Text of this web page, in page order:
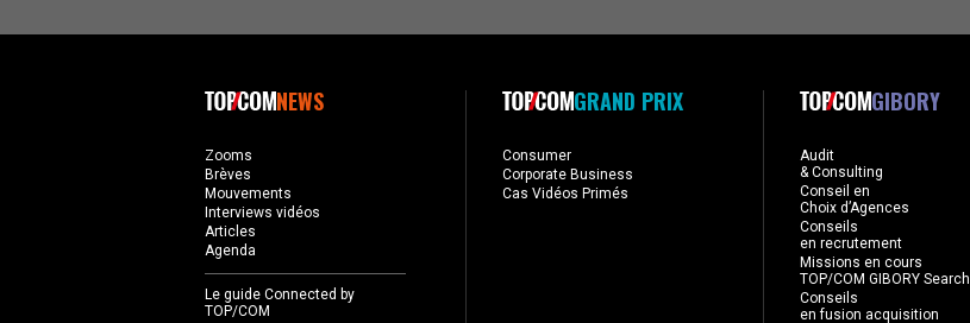
NEWS
Zooms
Brèves
Mouvements
Interviews vidéos
Articles
Agenda
Le guide Connected by
TOP/COM
GRAND PRIX
Consumer
Corporate Business
Cas Vidéos Primés
GIBORY
Audit
& Consulting
Conseil en
Choix d’Agences
Conseils
en recrutement
Missions en cours
TOP/COM GIBORY Search
Conseils
en fusion acquisition